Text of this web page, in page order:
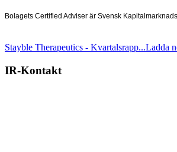
Bolagets Certified Adviser är Svensk
Stayble Therapeutics - Kvartalsrapp...Ladda
IR-Kontakt